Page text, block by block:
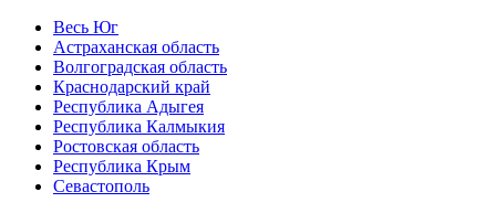
Весь Юг
Астраханская область
Волгоградская область
Краснодарский край
Республика Адыгея
Республика Калмыкия
Ростовская область
Республика Крым
Севастополь